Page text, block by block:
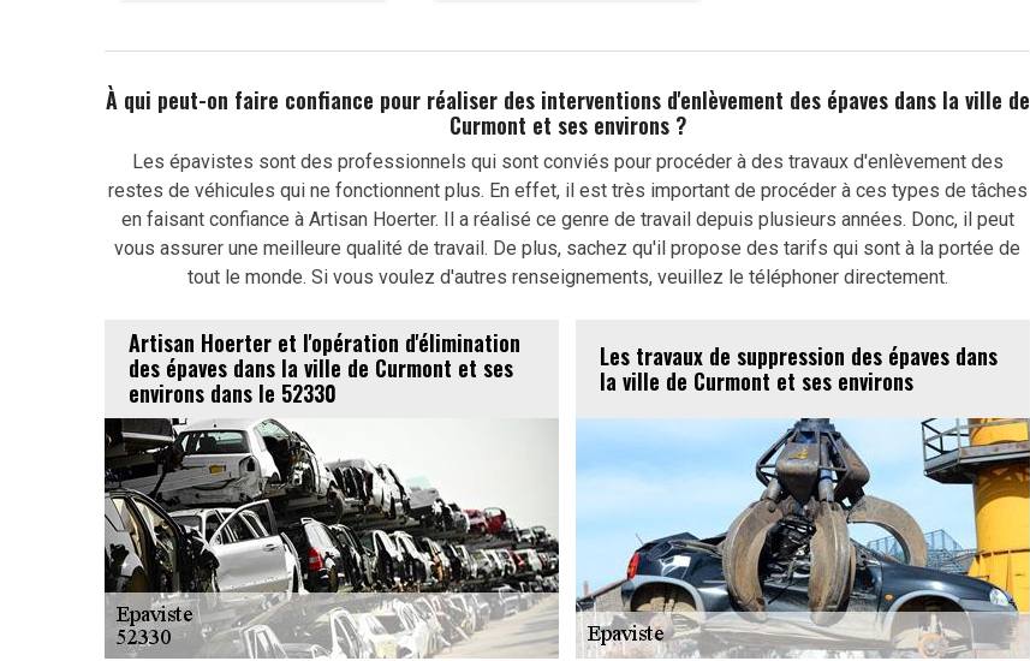
À qui peut-on faire confiance pour réaliser des interventions d'enlèvement des épaves dans la ville de
Curmont et ses environs ?
Les épavistes sont des professionnels qui sont conviés pour procéder à des travaux d'enlèvement des
restes de véhicules qui ne fonctionnent plus. En effet, il est très important de procéder à ces types de tâches
en faisant confiance à Artisan Hoerter. Il a réalisé ce genre de travail depuis plusieurs années. Donc, il peut
vous assurer une meilleure qualité de travail. De plus, sachez qu'il propose des tarifs qui sont à la portée de
tout le monde. Si vous voulez d'autres renseignements, veuillez le téléphoner directement.
Artisan Hoerter et l'opération d'élimination
des épaves dans la ville de Curmont et ses
environs dans le 52330
Les travaux de suppression des épaves dans
la ville de Curmont et ses environs